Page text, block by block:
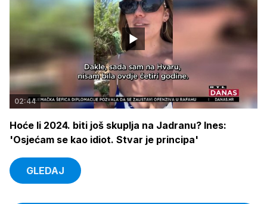
02:44
Hoće li 2024. biti još skuplja na Jadranu? Ines:
'Osjećam se kao idiot. Stvar je principa'
GLEDAJ